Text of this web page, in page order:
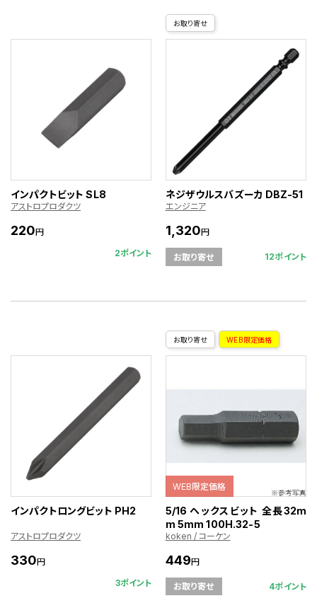
インパクトビット SL8
アストロプロダクツ
220円
2ポイント
お取り寄せ
ネジザウルスバズーカ DBZ-51
エンジニア
1,320円
お取り寄せ 12ポイント
インパクトロングビット PH2
アストロプロダクツ
330円
3ポイント
お取り寄せ WEB限定価格
WEB限定価格
5/16 ヘックスビット 全長32m
m 5mm 100H.32-5
koken / コーケン
449円
お取り寄せ 4ポイント